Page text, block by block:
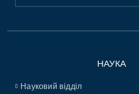
НАУКА
Науковий відділ